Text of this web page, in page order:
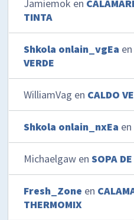
Jamiemok en
TINTA
Shkola onlain_vgEa en
VERDE
WilliamVag en CALDO
Shkola onlain_nxEa en
Michaelgaw enSOPA
Fresh_Zone en
THERMOMIX